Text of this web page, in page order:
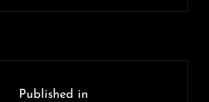
Published in